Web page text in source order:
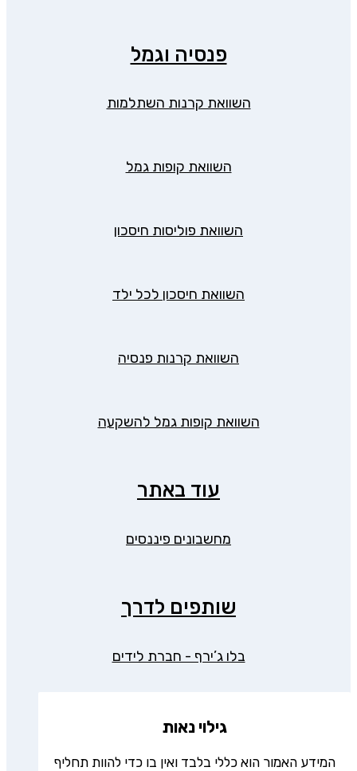
פנסיה וגמל
השוואת קרנות השתלמות
השוואת קופות גמל
השוואת פוליסות חיסכון
השוואת חיסכון לכל ילד
השוואת קרנות פנסיה
השוואת קופות גמל להשקעה
עוד באתר
מחשבונים פיננסים
שותפים לדרך
בלו ג’ירף - חברת לידים
גילוי נאות
המידע האמור הוא כללי בלבד ואין בו כדי להוות תחליף